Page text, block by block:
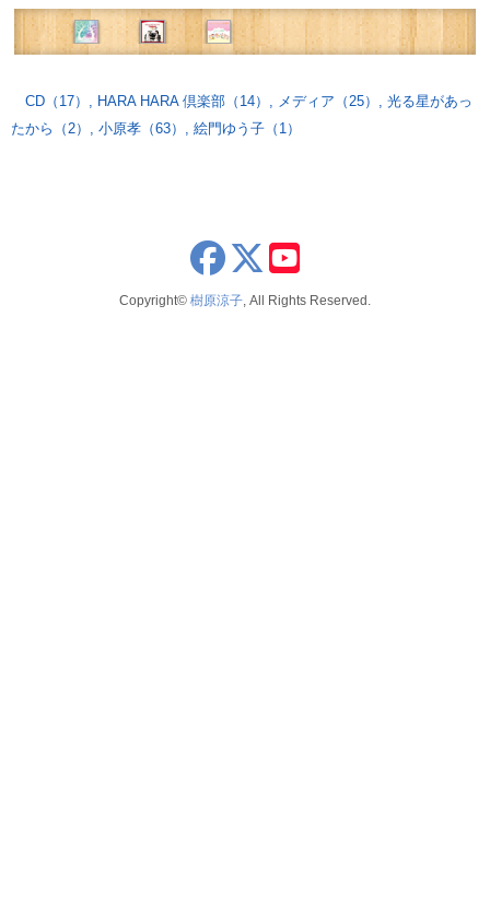
CD（17） , HARA HARA 倶楽部（14） , メディア（25） , 光る星があっ
たから（2） , 小原孝（63） , 絵門ゆう子（1）
x
Copyright© 樹原涼子, All Rights Reserved.